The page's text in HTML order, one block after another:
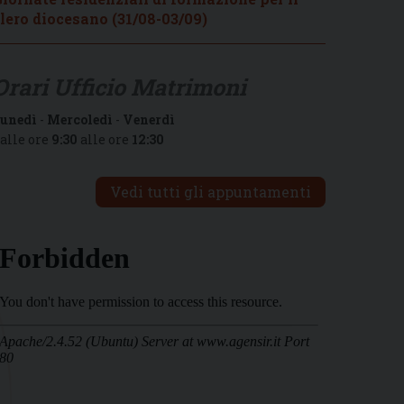
diocesano (31/08-03/09)
- Mercoledì - Venerdì
ore 9:30 alle ore 12:30
Vedi tutti gli appuntamenti